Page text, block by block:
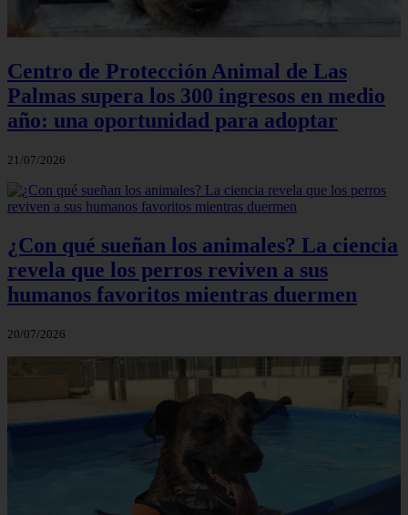
Centro de Protección Animal de Las
Palmas supera los 300 ingresos en medio
año: una oportunidad para adoptar
21/07/2026
¿Con qué sueñan los animales? La ciencia
revela que los perros reviven a sus
humanos favoritos mientras duermen
20/07/2026